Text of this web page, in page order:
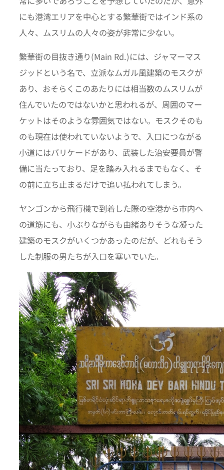
にも港湾エリアを中心とする繁華街ではインド系の
人々、ムスリムの人々の姿が非常に少ない。
繁華街の目抜き通り(Main Rd.)には、ジャマーマス
ジッドという名で、立派なムガル風建築のモスクが
あり、おそらくこのあたりには相当数のムスリムが
住んでいたのではないかと思われるが、周囲のマー
ケットはそのような雰囲気ではない。モスクそのも
のも現在は使われていないようで、入口につながる
小道にはバリケードがあり、武装した治安要員が警
備に当たっており、足を踏み入れるまでもなく、そ
の前に立ち止まるだけで追い払われてしまう。
ヤンゴンから飛行機で到着した際の空港から市内へ
の道筋にも、小ぶりながらも由緒ありそうな凝った
建築のモスクがいくつかあったのだが、どれもそう
した制服の男たちが入口を塞いでいた。